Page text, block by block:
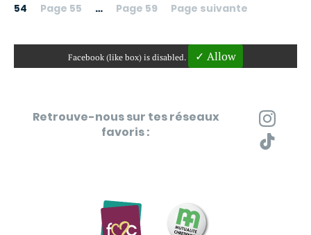
54
Page 55 … Page 59 Page suivante
Facebook (like box) is disabled. ✓ Allow
Retrouve-nous sur tes réseaux
favoris :